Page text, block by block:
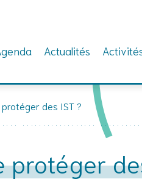
Actualités
des IST ?
protéger